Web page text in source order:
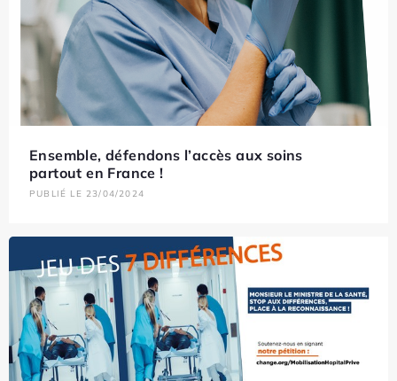
Ensemble, défendons l’accès aux soins
partout en France !
PUBLIÉ LE 23/04/2024